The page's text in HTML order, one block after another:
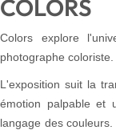
COLORS
Colors explore
photographe coloriste.
L'exposition suit la
émotion palpable et
langage des